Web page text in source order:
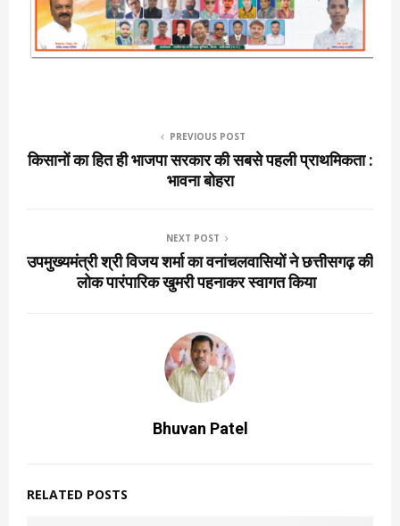
PREVIOUS POST
किसानों का हित ही भाजपा सरकार की सबसे पहली प्राथमिकता :
भावना बोहरा
NEXT POST
उपमुख्यमंत्री श्री विजय शर्मा का वनांचलवासियों ने छत्तीसगढ़ की
लोक पारंपारिक खुमरी पहनाकर स्वागत किया
Bhuvan Patel
RELATED POSTS